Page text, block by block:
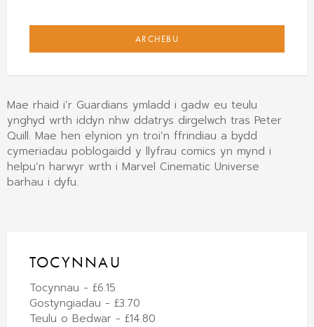
ARCHEBU
Mae rhaid i’r Guardians ymladd i gadw eu teulu
ynghyd wrth iddyn nhw ddatrys dirgelwch tras Peter
Quill. Mae hen elynion yn troi’n ffrindiau a bydd
cymeriadau poblogaidd y llyfrau comics yn mynd i
helpu’n harwyr wrth i Marvel Cinematic Universe
barhau i dyfu.
TOCYNNAU
Tocynnau - £6.15
Gostyngiadau - £3.70
Teulu o Bedwar - £14.80